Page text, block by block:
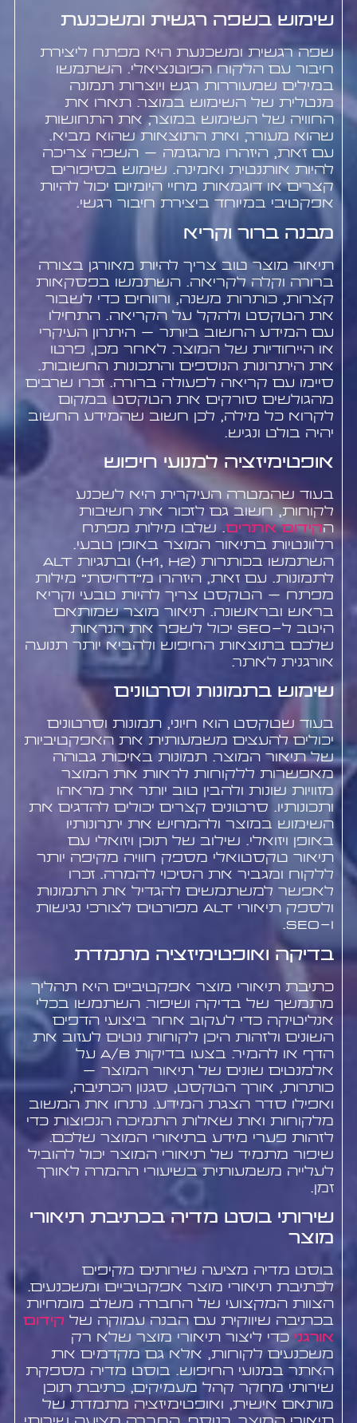
שימוש בשפה רגשית ומשכנעת
שפה רגשית ומשכנעת היא מפתח ליצירת
חיבור עם הלקוח הפוטנציאלי. השתמשו
במילים שמעוררות רגש ויוצרות תמונה
מנטלית של השימוש במוצר. תארו את
החוויה של השימוש במוצר, את התחושות
שהוא מעורר, ואת התוצאות שהוא מביא.
עם זאת, היזהרו מהגזמה – השפה צריכה
להיות אותנטית ואמינה. שימוש בסיפורים
קצרים או דוגמאות מחיי היומיום יכול להיות
אפקטיבי במיוחד ביצירת חיבור רגשי.
מבנה ברור וקריא
תיאור מוצר טוב צריך להיות מאורגן בצורה
ברורה וקלה לקריאה. השתמשו בפסקאות
קצרות, כותרות משנה, ורווחים כדי לשבור
את הטקסט ולהקל על הקריאה. התחילו
עם המידע החשוב ביותר – היתרון העיקרי
או הייחודיות של המוצר. לאחר מכן, פרטו
את היתרונות הנוספים והתכונות החשובות.
סיימו עם קריאה לפעולה ברורה. זכרו שרבים
מהגולשים סורקים את הטקסט במקום
לקרוא כל מילה, לכן חשוב שהמידע החשוב
יהיה בולט ונגיש.
אופטימיזציה למנועי חיפוש
בעוד שהמטרה העיקרית היא לשכנע
לקוחות, חשוב גם לזכור את חשיבות
הקידום אתרים. שלבו מילות מפתח
רלוונטיות בתיאור המוצר באופן טבעי.
השתמשו בכותרות (H1, H2) ובתגיות alt
לתמונות. עם זאת, היזהרו מ"דחיסת" מילות
מפתח – הטקסט צריך להיות טבעי וקריא
בראש ובראשונה. תיאור מוצר שמותאם
היטב ל-SEO יכול לשפר את הנראות
שלכם בתוצאות החיפוש ולהביא יותר תנועה
אורגנית לאתר.
שימוש בתמונות וסרטונים
בעוד שטקסט הוא חיוני, תמונות וסרטונים
יכולים להעצים משמעותית את האפקטיביות
של תיאור המוצר. תמונות באיכות גבוהה
מאפשרות ללקוחות לראות את המוצר
מזוויות שונות ולהבין טוב יותר את מראהו
ותכונותיו. סרטונים קצרים יכולים להדגים את
השימוש במוצר ולהמחיש את יתרונותיו
באופן ויזואלי. שילוב של תוכן ויזואלי עם
תיאור טקסטואלי מספק חוויה מקיפה יותר
ללקוח ומגביר את הסיכוי להמרה. זכרו
לאפשר למשתמשים להגדיל את התמונות
ולספק תיאורי alt מפורטים לצורכי נגישות
ו-SEO.
בדיקה ואופטימיזציה מתמדת
כתיבת תיאורי מוצר אפקטיביים היא תהליך
מתמשך של בדיקה ושיפור. השתמשו בכלי
אנליטיקה כדי לעקוב אחר ביצועי הדפים
השונים ולזהות היכן לקוחות נוטים לעזוב את
הדף או להמיר. בצעו בדיקות A/B על
אלמנטים שונים של תיאור המוצר –
כותרות, אורך הטקסט, סגנון הכתיבה,
ואפילו סדר הצגת המידע. נתחו את המשוב
מלקוחות ואת שאלות התמיכה הנפוצות כדי
לזהות פערי מידע בתיאורי המוצר שלכם.
שיפור מתמיד של תיאורי המוצר יכול להוביל
לעלייה משמעותית בשיעורי ההמרה לאורך
זמן.
שירותי בוסט מדיה בכתיבת תיאורי
מוצר
בוסט מדיה מציעה שירותים מקיפים
לכתיבת תיאורי מוצר אפקטיביים ומשכנעים.
הצוות המקצועי של החברה משלב מומחיות
בכתיבה שיווקית עם הבנה עמוקה של קידום
אורגני כדי ליצור תיאורי מוצר שלא רק
משכנעים לקוחות, אלא גם מקדמים את
האתר במנועי החיפוש. בוסט מדיה מספקת
שירותי מחקר קהל מעמיקים, כתיבת תוכן
מותאם אישית, ואופטימיזציה מתמדת של